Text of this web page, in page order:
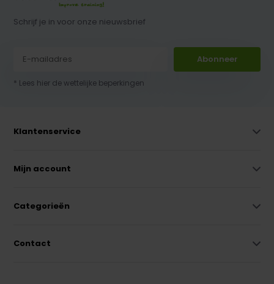
Schrijf je in voor onze nieuwsbrief
Abonneer
* Lees hier de wettelijke beperkingen
Klantenservice
Mijn account
Categorieën
Contact